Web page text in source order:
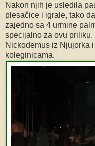
Nakon njih je usledila
plesačice i igrale, tako
zajedno sa 4 urmine
specijalno za ovu
Nickodemus iz Njujorka
koleginicama.